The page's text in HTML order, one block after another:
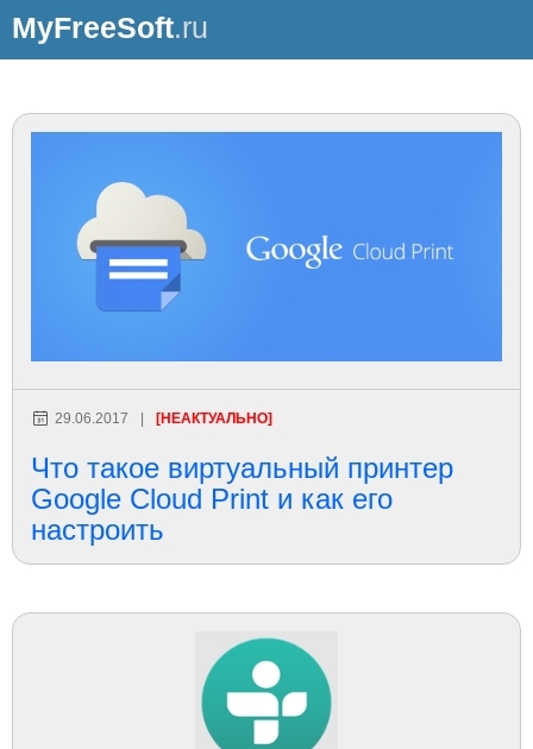
MyFreeSoft.ru
29.06.2017 [НЕАКТУАЛЬНО]
Что такое виртуальный принтер
Google Cloud Print и как его
настроить